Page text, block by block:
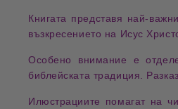
Книгата представя най-
възкресението на Исус
Особено внимание е
библейската традиция.
Илюстрациите помагат на